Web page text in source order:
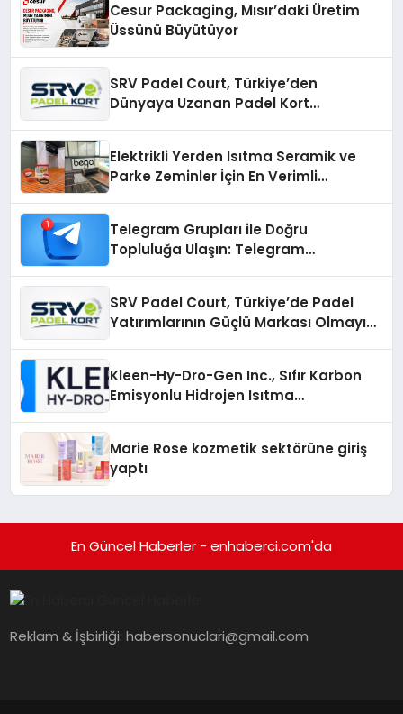
Cesur Packaging, Mısır’daki Üretim
Üssünü Büyütüyor
SRV Padel Court, Türkiye’den
Dünyaya Uzanan Padel Kort
Elektrikli Yerden Isıtma Seramik ve
Parke Zeminler İçin En Verimli
Telegram Grupları ile Doğru
Topluluğa Ulaşın: Telegram
SRV Padel Court, Türkiye’de Padel
Yatırımlarının Güçlü Markası Olmayı
Kleen-Hy-Dro-Gen Inc., Sıfır Karbon
Emisyonlu Hidrojen Isıtma
Marie Rose kozmetik sektörüne giriş
yaptı
En Güncel Haberler - enhaberci.com'da
Reklam & İşbirliği:habersonuclari@gmail.com